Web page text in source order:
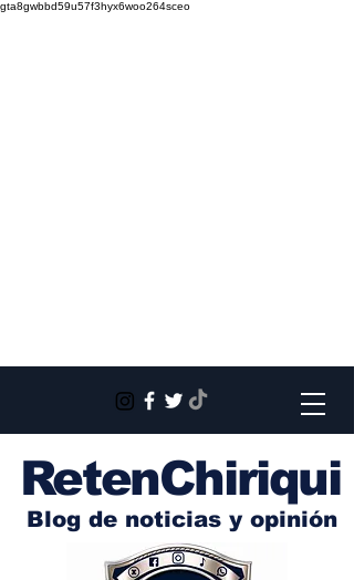
gta8gwbbd59u57f3hyx6woo264sceo
RetenChiriqui
Blog de noticias y opinión